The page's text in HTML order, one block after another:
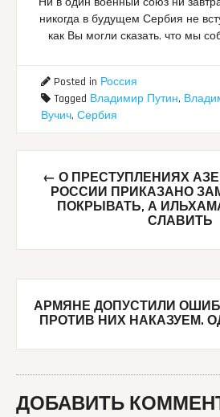
никогда в будущем Сербия не
как Вы могли сказать, что мы
Posted in Россия
Tagged Владимир Путин,
Вучич, Сербия
Post
navigation
← О ПРЕСТУПЛЕНИЯХ
РОССИИ ПРИКАЗАНО
ПОКРЫВАТЬ, А
СЛАВИТЬ
АРМЯНЕ ДОПУСТИЛИ
ПРОТИВ НИХ НАКАЗУЕМ.
ДОБАВИТЬ